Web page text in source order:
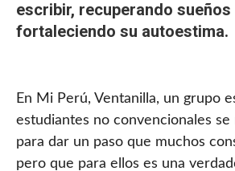
escribir, recuperando
fortaleciendo su autoestima.
En Mi Perú, Ventanilla, un grupo
estudiantes no convencionales
para dar un paso que muchos
pero que para ellos es una